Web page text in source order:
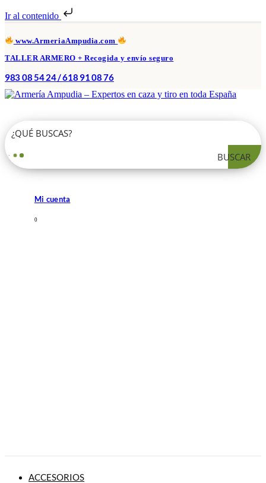
Ir al contenido
www.ArmeriaAmpudia.com
TALLER ARMERO + Recogida y envío seguro
983 08 54 24 / 618 91 08 76
BUSCAR
Mi cuenta
0
ACCESORIOS